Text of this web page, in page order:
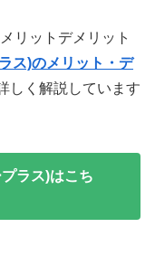
リットデメリット
ス)のメリット・デ
しく解説しています
ラス)はこち